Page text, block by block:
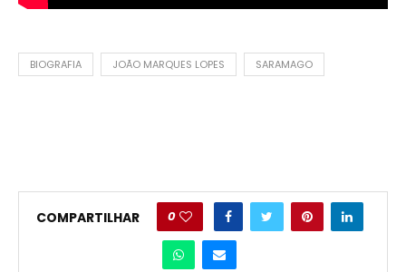
BIOGRAFIA JOÃO MARQUES LOPES SARAMAGO
COMPARTILHAR 0